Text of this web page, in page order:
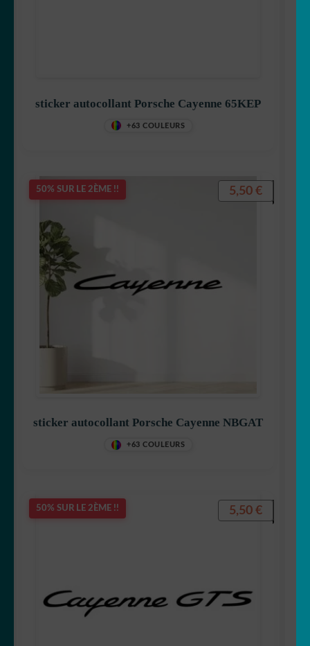
sticker autocollant Porsche Cayenne 65KEP
+63 COULEURS
50% SUR LE 2ÈME !!
sticker autocollant Porsche Cayenne NBGAT
+63 COULEURS
5,50 €
50% SUR LE 2ÈME !! 5,50 €